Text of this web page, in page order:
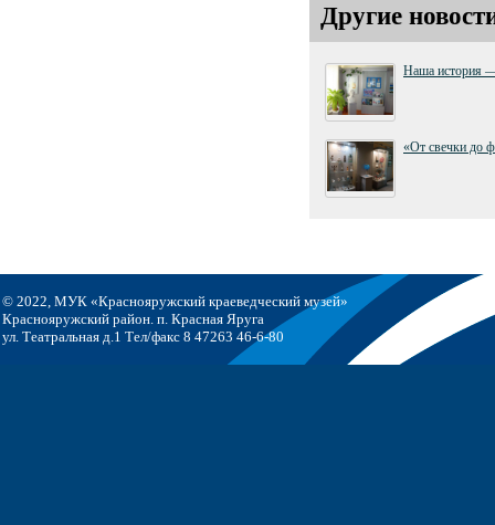
Другие
Наша история
«От свечки до
© 2022, МУК «Краснояружский краеведческий музей»
Краснояружский район. п. Красная Яруга
ул. Театральная д.1 Тел/факс 8 47263 46-6-80